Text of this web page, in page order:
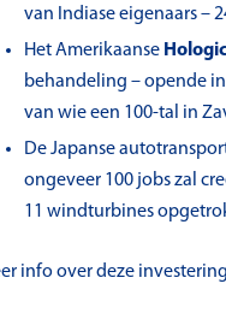
van Indiase eigenaars –
Het Amerikaanse Hologic
behandeling – opende
van wie een 100-tal in
De Japanse
ongeveer 100 jobs zal
11 windturbines
info over deze